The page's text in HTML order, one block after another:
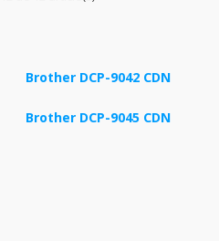
Brother DCP-9042 CDN
Brother DCP-9045 CDN